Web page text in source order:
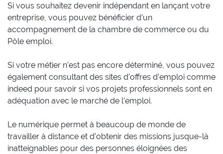
Si vous souhaitez devenir indépendant en lançant votre
entreprise, vous pouvez bénéficier d’un
accompagnement de la chambre de commerce ou du
Pôle emploi.
Si votre métier n’est pas encore déterminé, vous pouvez
également consultant des sites d’offres d’emploi comme
indeed pour savoir si vos projets professionnels sont en
adéquation avec le marché de l’emploi.
Le numérique permet à beaucoup de monde de
travailler à distance et d’obtenir des missions jusque-là
inatteignables pour des personnes éloignées des